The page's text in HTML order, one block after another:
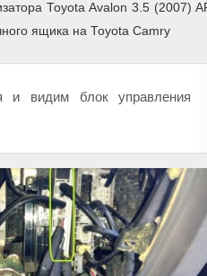
Toyota Avalon 3.5 (2007)
ящика на Toyota Camry
и видим блок управления